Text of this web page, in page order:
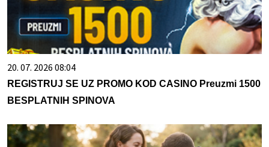
20. 07. 2026 08:04
REGISTRUJ SE UZ PROMO KOD CASINO Preuzmi 1500
BESPLATNIH SPINOVA